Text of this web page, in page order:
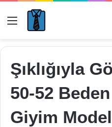
Menü
Şıklığıyla
50-52
Giyim